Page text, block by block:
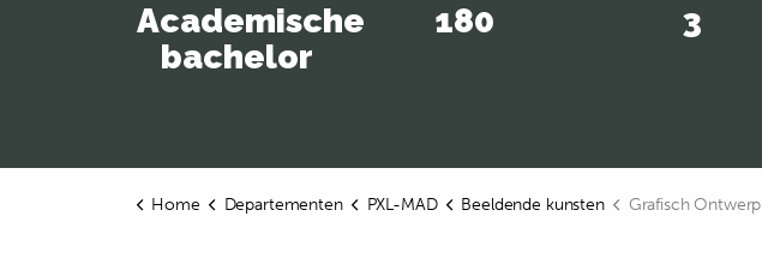
Academische
bachelor
180 3
Home Departementen PXL-MAD Beeldende kunsten Grafisch Ontwerp